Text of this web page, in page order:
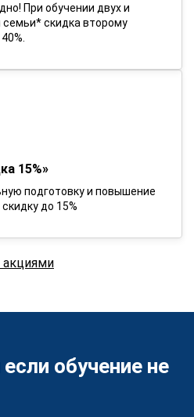
При обучении двух и
семьи* скидка второму
15%»
подготовку и повышение
до 15%
обучение не